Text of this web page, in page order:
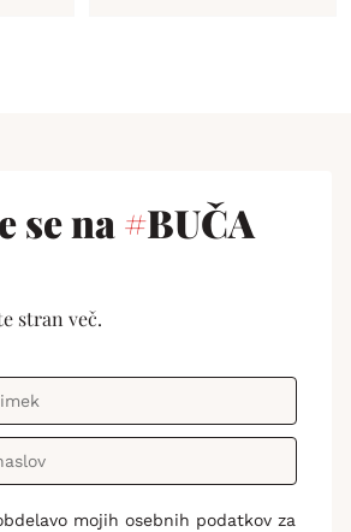
se na#BUČA
stran več.
mojih osebnih podatkov za